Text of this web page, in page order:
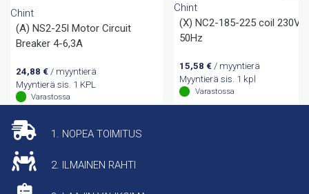
Chint
(A) NS2-25I Motor Circuit
Breaker 4-6,3A
24,88 €/ myyntierä
Myyntierä sis. 1 KPL
Varastossa
Chint
(X) NC2-185-225 coil 230V
50Hz
15,58 € / myyntierä
Myyntierä sis. 1 kpl
Varastossa
1. NOPEA TOIMITUS
2. ILMAINEN RAHTI